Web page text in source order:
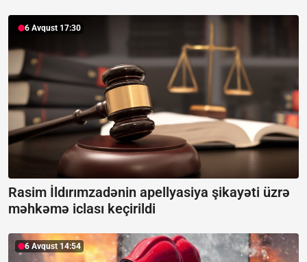
6 Avqust 17:30
Rasim İldırımzadənin apellyasiya şikayəti üzrə
məhkəmə iclası keçirildi
6 Avqust 14:54